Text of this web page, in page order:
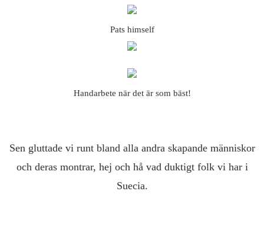
Pats himself
Handarbete när det är som bäst!
Sen gluttade vi runt bland alla andra skapande människor
och deras montrar, hej och hå vad duktigt folk vi har i
Suecia.